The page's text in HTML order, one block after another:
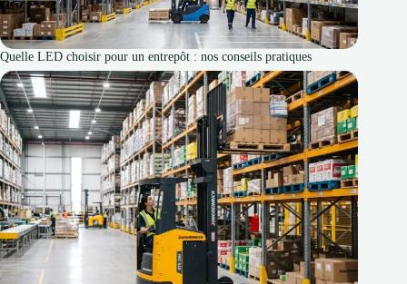
Quelle LED choisir pour un entrepôt : nos conseils pratiques